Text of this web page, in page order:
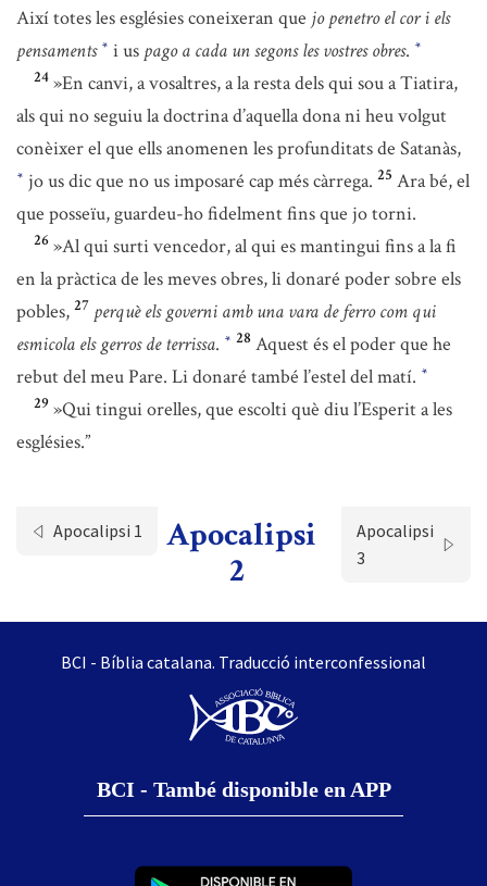
Així totes les esglésies coneixeran que jo penetro el cor i els
pensaments * i us pago a cada un segons les vostres obres. *
24 »En canvi, a vosaltres, a la resta dels qui sou a Tiatira,
als qui no seguiu la doctrina d’aquella dona ni heu volgut
conèixer el que ells anomenen les profunditats de Satanàs,
* jo us dic que no us imposaré cap més càrrega. 25 Ara bé, el
que posseïu, guardeu-ho fidelment fins que jo torni.
26 »Al qui surti vencedor, al qui es mantingui fins a la fi
en la pràctica de les meves obres, li donaré poder sobre els
pobles, 27 perquè els governi amb una vara de ferro com qui
esmicola els gerros de terrissa. * 28 Aquest és el poder que he
rebut del meu Pare. Li donaré també l’estel del matí. *
29 »Qui tingui orelles, que escolti què diu l’Esperit a les
esglésies.”
Apocalipsi 1
Apocalipsi
2
Apocalipsi
3
BCI - Bíblia catalana. Traducció interconfessional
BCI - També disponible en APP